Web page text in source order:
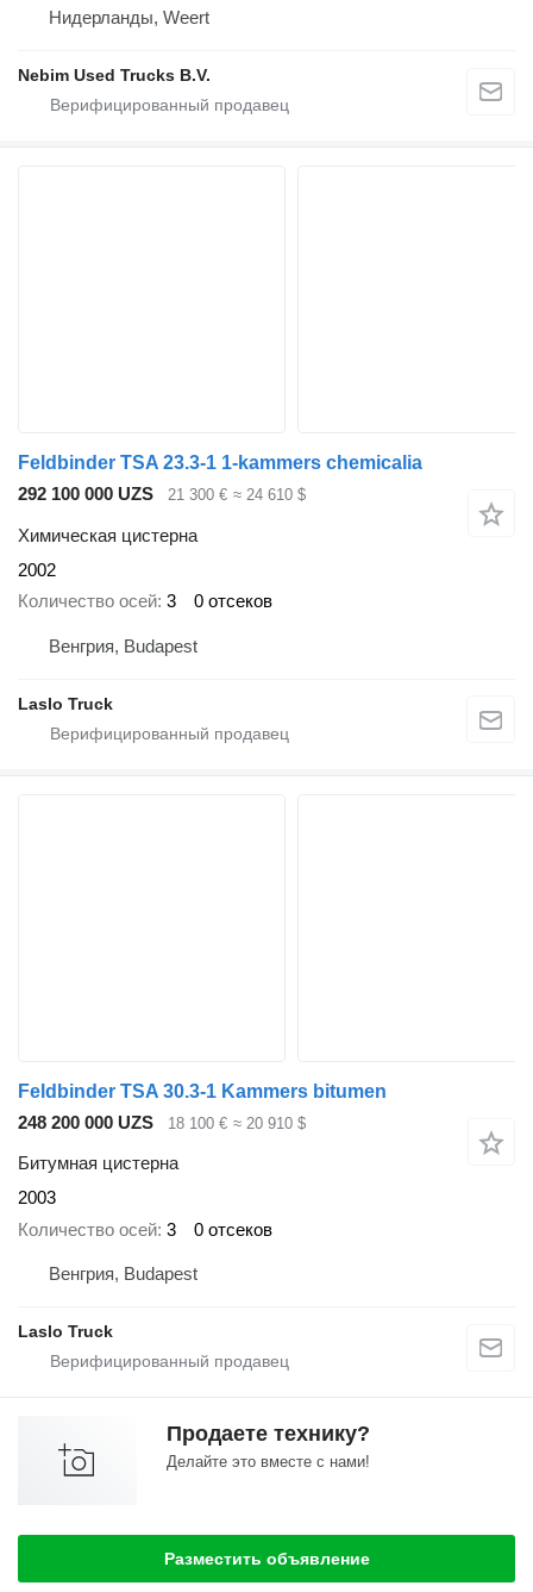
Нидерланды, Weert
Nebim Used Trucks B.V.
Feldbinder TSA 23.3-1 1-kammers chemicalia
292 100 000 UZS
21 300 € ≈ 24 610 $
Химическая цистерна
2002
Количество осей 3 0 отсеков
Венгрия, Budapest
Laslo Truck
Feldbinder TSA 30.3-1 Kammers bitumen
248 200 000 UZS
18 100 € ≈ 20 910 $
Битумная цистерна
2003
Количество осей 3 0 отсеков
Венгрия, Budapest
Laslo Truck
Продаете технику?
Делайте это вместе с нами!
Разместить объявление